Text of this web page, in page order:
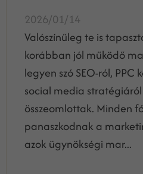
2026/01/14
Valószínűleg te is
korábban jól működő
legyen szó SEO-ról,
social media
összeomlottak. Minden
panaszkodnak a
azok ügynökségi mar...